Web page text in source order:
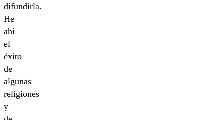
difundirla.
He
ahí
el
éxito
de
algunas
religiones
y